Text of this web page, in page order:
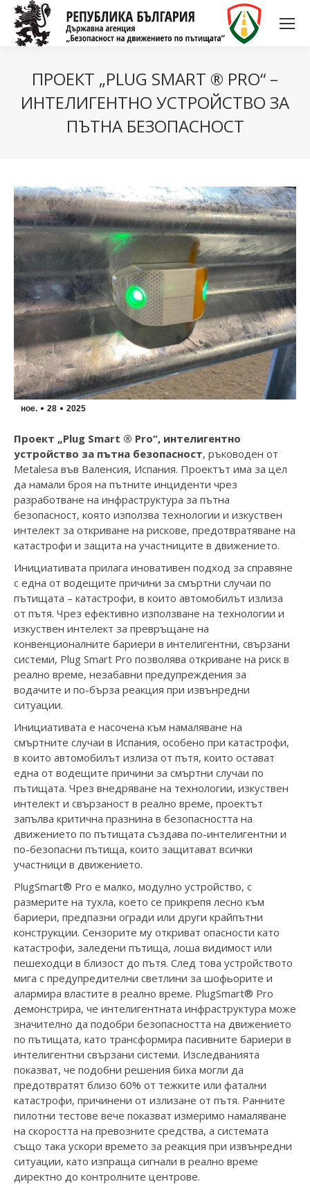
ПРОЕКТ „PLUG SMART ® PRO“ –
ИНТЕЛИГЕНТНО УСТРОЙСТВО ЗА
ПЪТНА БЕЗОПАСНОСТ
ное. 28 2025
Проект „Plug Smart ® Pro“, интелигентно
устройство за пътна безопасност, ръководен от
Metalesa във Валенсия, Испания. Проектът има за цел
да намали броя на пътните инциденти чрез
разработване на инфраструктура за пътна
безопасност, която използва технологии и изкуствен
интелект за откриване на рискове, предотвратяване на
катастрофи и защита на участниците в движението.
Инициативата прилага иновативен подход за справяне
с една от водещите причини за смъртни случаи по
пътищата – катастрофи, в които автомобилът излиза
от пътя. Чрез ефективно използване на технологии и
изкуствен интелект за превръщане на
конвенционалните бариери в интелигентни, свързани
системи, Plug Smart Pro позволява откриване на риск в
реално време, незабавни предупреждения за
водачите и по-бърза реакция при извънредни
ситуации.
Инициативата е насочена към намаляване на
смъртните случаи в Испания, особено при катастрофи,
в които автомобилът излиза от пътя, които остават
една от водещите причини за смъртни случаи по
пътищата. Чрез внедряване на технологии, изкуствен
интелект и свързаност в реално време, проектът
запълва критична празнина в безопасността на
движението по пътищата създава по-интелигентни и
по-безопасни пътища, които защитават всички
участници в движението.
PlugSmart® Pro е малко, модулно устройство, с
размерите на тухла, което се прикрепя лесно към
бариери, предпазни огради или други крайпътни
конструкции. Сензорите му откриват опасности като
катастрофи, заледени пътища, лоша видимост или
пешеходци в близост до пътя. След това устройството
мига с предупредителни светлини за шофьорите и
алармира властите в реално време. PlugSmart® Pro
демонстрира, че интелигентната инфраструктура може
значително да подобри безопасността на движението
по пътищата, като трансформира пасивните бариери в
интелигентни свързани системи. Изследванията
показват, че подобни решения биха могли да
предотвратят близо 60% от тежките или фатални
катастрофи, причинени от излизане от пътя. Ранните
пилотни тестове вече показват измеримо намаляване
на скоростта на превозните средства, а системата
също така ускори времето за реакция при извънредни
ситуации, като изпраща сигнали в реално време
директно до контролните центрове.